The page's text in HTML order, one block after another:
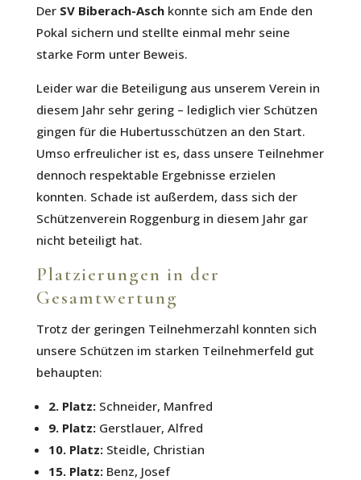
Der SV Biberach-Aschkonnte sich am Ende den
Pokal sichern und stellte einmal mehr seine
starke Form unter Beweis.
Leider war die Beteiligung aus unserem Verein in
diesem Jahr sehr gering – lediglich vier Schützen
gingen für die Hubertusschützen an den Start.
Umso erfreulicher ist es, dass unsere Teilnehmer
dennoch respektable Ergebnisse erzielen
konnten. Schade ist außerdem, dass sich der
Schützenverein Roggenburg in diesem Jahr gar
nicht beteiligt hat.
Platzierungen in der
Gesamtwertung
Trotz der geringen Teilnehmerzahl konnten sich
unsere Schützen im starken Teilnehmerfeld gut
behaupten:
2. Platz:Schneider, Manfred
9. Platz:Gerstlauer, Alfred
10. Platz:Steidle, Christian
15. Platz:Benz, Josef